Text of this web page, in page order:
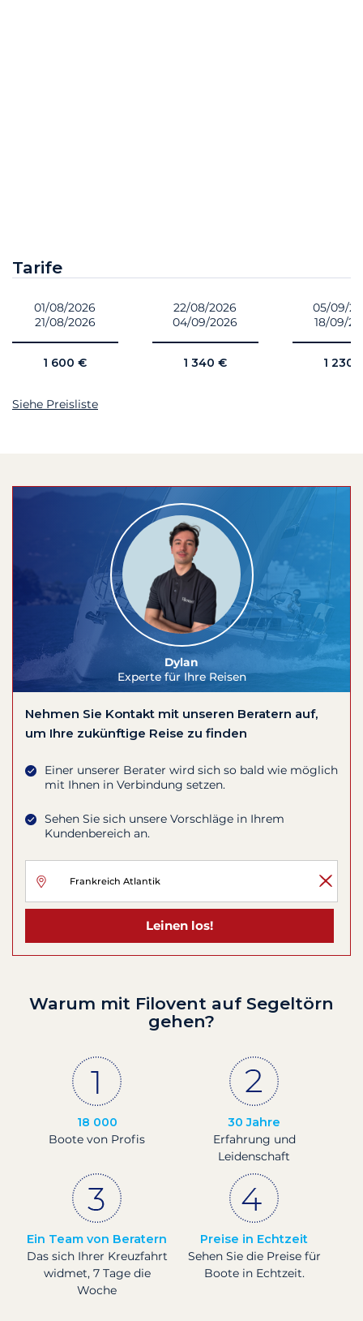
Tarife
01/08/2026
21/08/2026
1 600 €
22/08/2026
04/09/2026
1 340 €
05/09/
18/09/
1 230
Siehe Preisliste
Dylan
Experte für Ihre Reisen
Nehmen Sie Kontakt mit unseren Beratern auf,
um Ihre zukünftige Reise zu finden
Einer unserer Berater wird sich so bald wie möglich
mit Ihnen in Verbindung setzen.
Sehen Sie sich unsere Vorschläge in Ihrem
Kundenbereich an.
Leinen los!
Warum mit Filovent auf Segeltörn
gehen?
18 000
Boote von Profis
30 Jahre
Erfahrung und
Leidenschaft
Ein Team von Beratern
Das sich Ihrer Kreuzfahrt
widmet, 7 Tage die
Woche
Preise in Echtzeit
Sehen Sie die Preise für
Boote in Echtzeit.